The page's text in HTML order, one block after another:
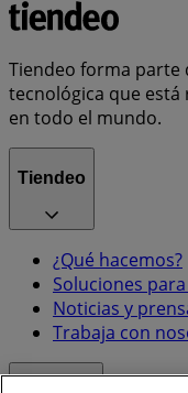
Tiendeo forma parte
tecnológica que
en todo el mundo.
Tiendeo
¿Qué hacemos?
Soluciones
Noticias y
Trabaja con